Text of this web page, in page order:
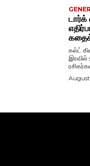
டார்க்
கல்ட்
இரவில்